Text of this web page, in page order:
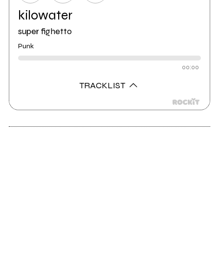
kilowater
super fighetto
Punk
00:00
TRACKLIST